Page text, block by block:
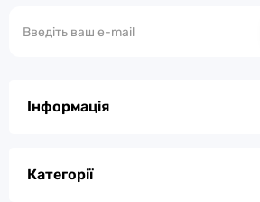
Інформація
Категорії